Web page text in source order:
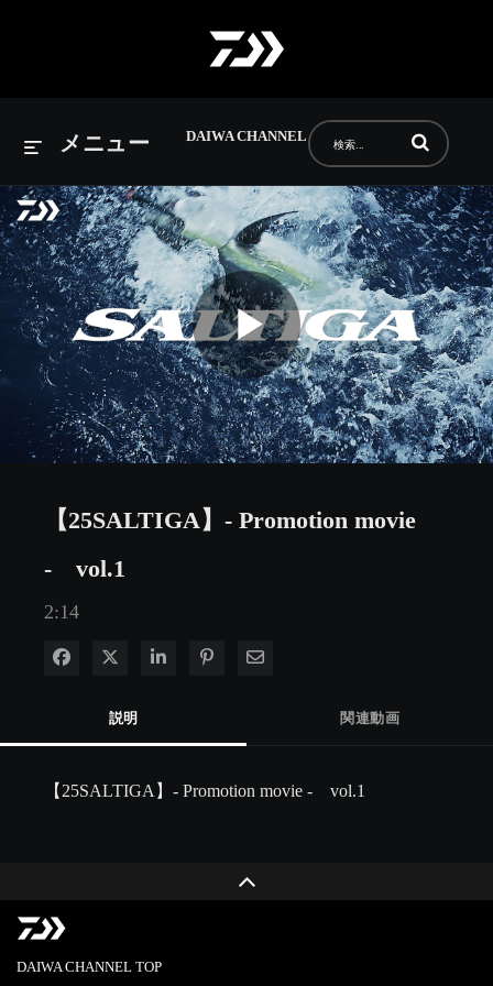
DAIWA CHANNEL
メニュー 動画の検索語句
Play
【25SALTIGA】- Promotion movie
- vol.1
2:14
Facebook で共有
Xで共有する
LinkedIn で共有
Pinterest に投稿
電子メールで共有
説明 関連動画
【25SALTIGA】- Promotion movie -　vol.1
DAIWA CHANNEL TOP